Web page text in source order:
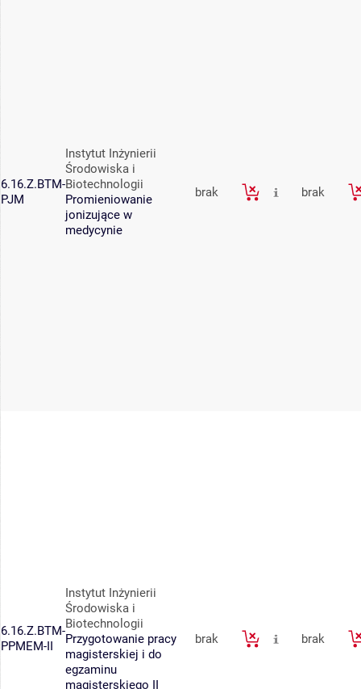
6.16.Z.BTM-
PJM
Instytut Inżynierii
Środowiska i
Biotechnologii
Promieniowanie
jonizujące w
medycynie
brak brak
6.16.Z.BTM-
PPMEM-II
Instytut Inżynierii
Środowiska i
Biotechnologii
Przygotowanie pracy
magisterskiej i do
egzaminu
magisterskiego II
brak brak